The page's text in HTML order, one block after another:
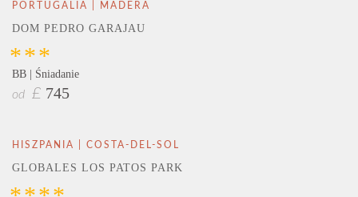
PORTUGALIA | MADERA
DOM PEDRO GARAJAU
***
BB | Śniadanie
od £ 745
HISZPANIA | COSTA-DEL-SOL
GLOBALES LOS PATOS PARK